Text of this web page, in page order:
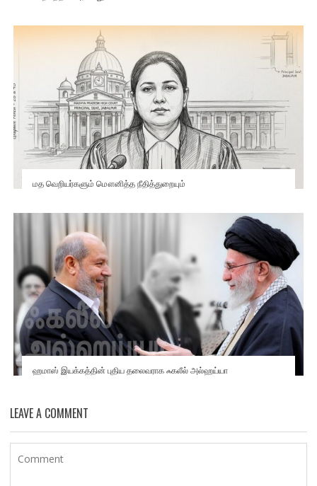
மத வெறியர்களும் மௌனித்த நீதித்துறையும்
ஹமாஸ் இயக்கத்தின் புதிய தலைவராக ஃகலீல் அல்ஹய்யா
LEAVE A COMMENT